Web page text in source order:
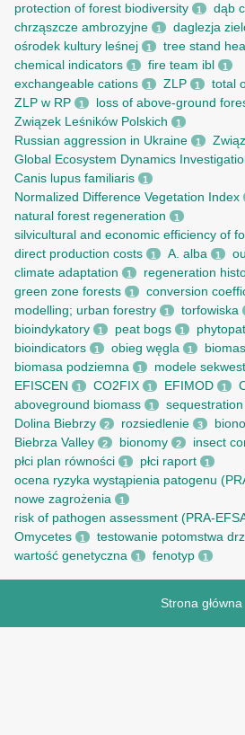
protection of forest biodiversity 1 dąb
chrząszcze ambrozyjne 1 daglezja
ośrodek kultury leśnej 1 tree stand
chemical indicators 1 fire team ibl 1
exchangeable cations 1 ZLP 1 total
ZLP w RP 1 loss of above-ground
Związek Leśników Polskich 1
Russian aggression in Ukraine 1
Global Ecosystem Dynamics
Canis lupus familiaris 1
Normalized Difference Vegetation Index
natural forest regeneration 1
silvicultural and economic efficiency of
direct production costs 1 A. alba 1
climate adaptation 1 regeneration
green zone forests 1 conversion
modelling; urban forestry 1 torfowiska
bioindykatory 1 peat bogs 1
bioindicators 1 obieg węgla 1
biomasa podziemna 1 modele
EFISCEN 1 CO2FIX 1 EFIMOD 1
aboveground biomass 1
Dolina Biebrzy 2 rozsiedlenie 3
Biebrza Valley 2 bionomy 2 insect
płci plan równości 1 płci raport 1
ocena ryzyka wystąpienia patogenu
nowe zagrożenia 1
risk of pathogen assessment (PRA-
Omycetes 1 testowanie potomstwa
wartość genetyczna 1 fenotyp 1
Strona główna